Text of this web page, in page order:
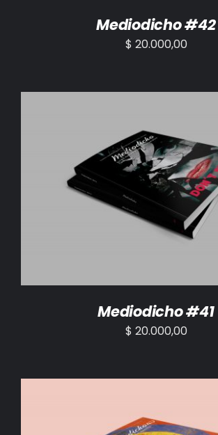
Mediodicho #42
$ 20.000,00
AÑADIR AL CARRITO /
Mediodicho #41
$ 20.000,00